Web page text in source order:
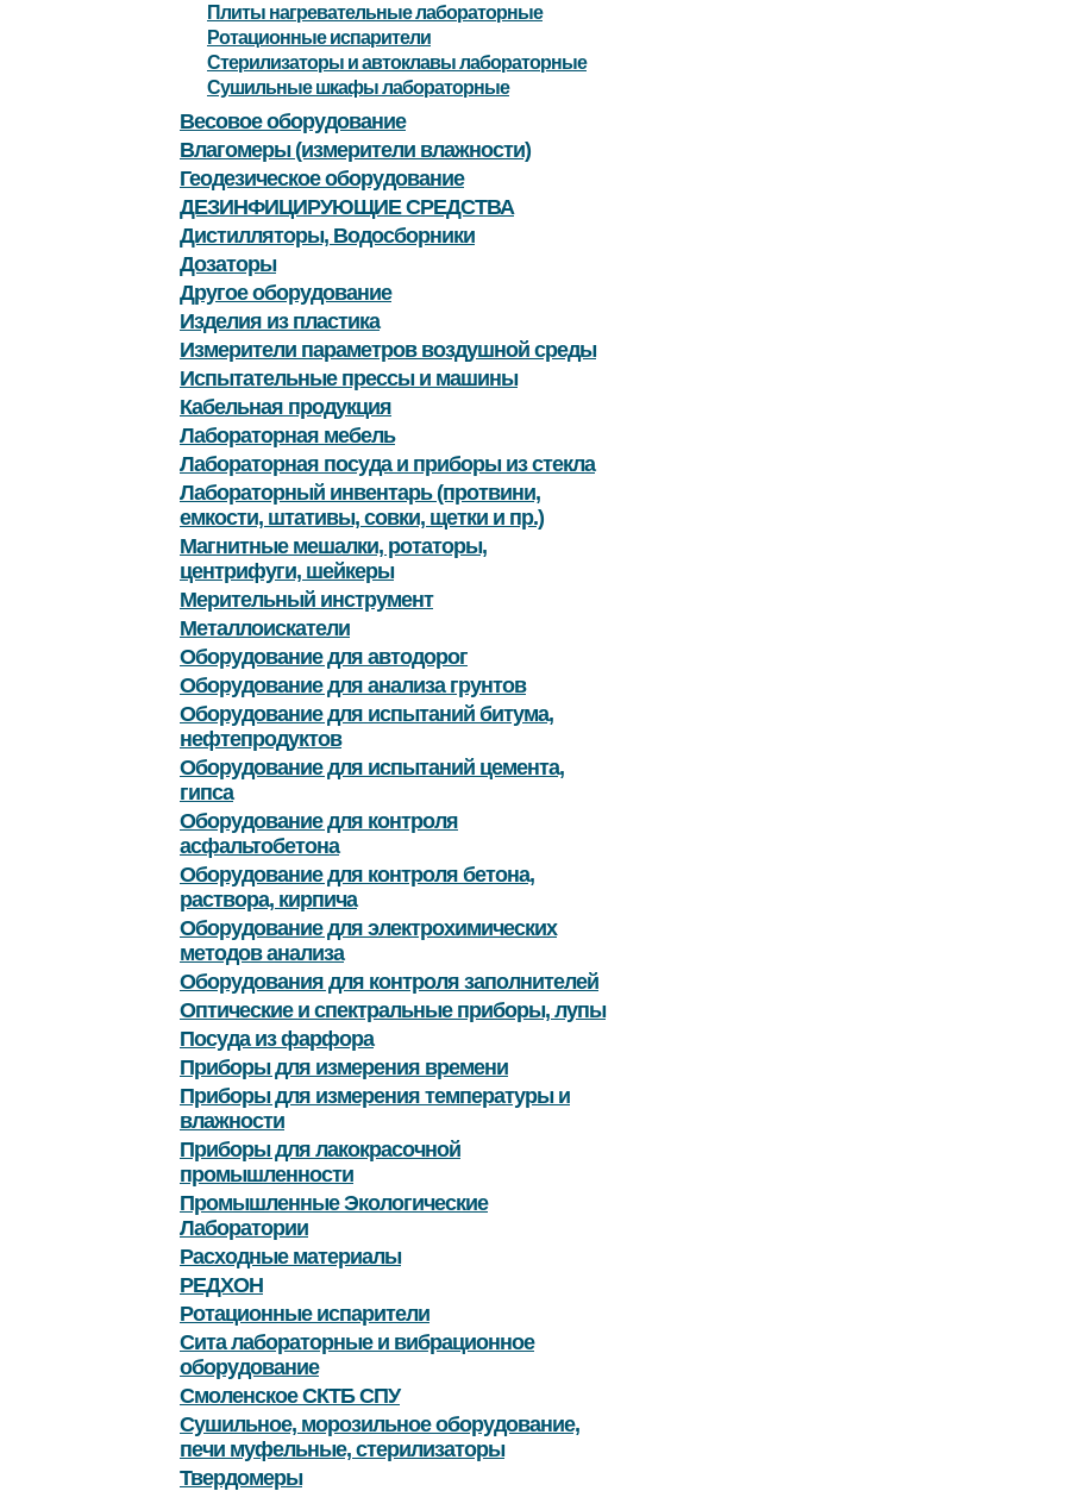
Плиты нагревательные лабораторные
Ротационные испарители
Стерилизаторы и автоклавы лабораторные
Сушильные шкафы лабораторные
Весовое оборудование
Влагомеры (измерители влажности)
Геодезическое оборудование
ДЕЗИНФИЦИРУЮЩИЕ СРЕДСТВА
Дистилляторы, Водосборники
Дозаторы
Другое оборудование
Изделия из пластика
Измерители параметров воздушной среды
Испытательные прессы и машины
Кабельная продукция
Лабораторная мебель
Лабораторная посуда и приборы из стекла
Лабораторный инвентарь (протвини,
емкости, штативы, совки, щетки и пр.)
Магнитные мешалки, ротаторы,
центрифуги, шейкеры
Мерительный инструмент
Металлоискатели
Оборудование для автодорог
Оборудование для анализа грунтов
Оборудование для испытаний битума,
нефтепродуктов
Оборудование для испытаний цемента,
гипса
Оборудование для контроля
асфальтобетона
Оборудование для контроля бетона,
раствора, кирпича
Оборудование для электрохимических
методов анализа
Оборудования для контроля заполнителей
Оптические и спектральные приборы, лупы
Посуда из фарфора
Приборы для измерения времени
Приборы для измерения температуры и
влажности
Приборы для лакокрасочной
промышленности
Промышленные Экологические
Лаборатории
Расходные материалы
РЕДХОН
Ротационные испарители
Сита лабораторные и вибрационное
оборудование
Смоленское СКТБ СПУ
Сушильное, морозильное оборудование,
печи муфельные, стерилизаторы
Твердомеры